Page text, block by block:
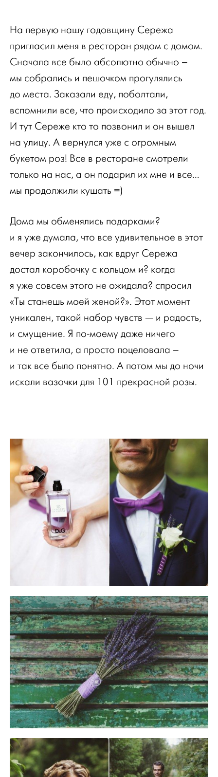
На первую нашу годовщину Сережа
пригласил меня в ресторан рядом с домом.
Сначала все было абсолютно обычно –
мы собрались и пешочком прогулялись
до места. Заказали еду, поболтали,
вспомнили все, что происходило за этот год.
И тут Сереже кто то позвонил и он вышел
на улицу. А вернулся уже с огромным
букетом роз! Все в ресторане смотрели
только на нас, а он подарил их мне и все…
мы продолжили кушать =)
Дома мы обменялись подарками?
и я уже думала, что все удивительное в этот
вечер закончилось, как вдруг Сережа
достал коробочку с кольцом и? когда
я уже совсем этого не ожидала? спросил
«Ты станешь моей женой?». Этот момент
уникален, такой набор чувств — и радость,
и смущение. Я по-моему даже ничего
и не ответила, а просто поцеловала –
и так все было понятно. А потом мы до ночи
искали вазочки для 101 прекрасной розы.